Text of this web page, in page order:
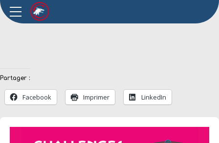
Partager :
Facebook Imprimer LinkedIn